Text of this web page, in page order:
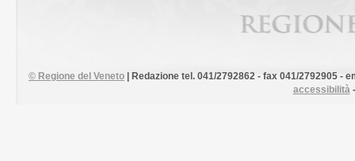
© Regione del Veneto
| Redazione tel. 041/2792862 - fax 041/2792905 -
accessibilità